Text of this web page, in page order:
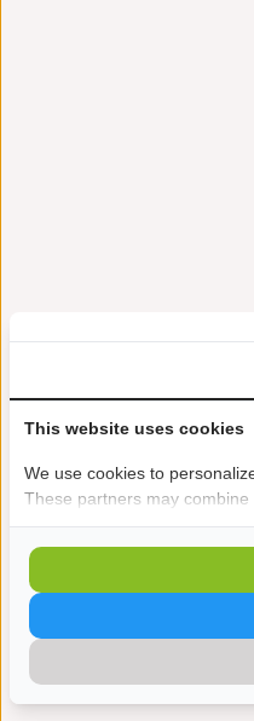
This website uses cookies
We use cookies to
These partners may